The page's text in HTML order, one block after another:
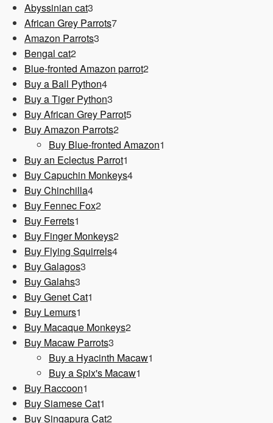
Abyssinian cat3
Produkte
African Grey Parrots77
Amazon Parrots3
Bengal cat22
Produkte
Blue-fronted Amazon parrot22
Buy a Ball Python44
Produkte
Buy a Tiger Python3
Produkte
Buy African Grey Parrot55
Buy Amazon Parrots22
Produkte
Buy Blue-fronted Amazon1
Buy an Eclectus Parrot1
Produkt
Buy Capuchin Monkeys44
Buy Chinchilla44
Produkte
Buy Fennec Fox22
Buy Ferrets1
Produkt
Buy Finger Monkeys22
Buy Flying Squirrels44
Buy Galagos3
Buy Galahs3
Produkte
Buy Genet Cat1
Buy Lemurs1
Produkt
Buy Macaque Monkeys22
Buy Macaw Parrots3
Produkte
Buy a Hyacinth Macaw1
Buy a Spix's Macaw1
Buy Raccoon1
Produkt
Buy Siamese Cat1
Produkt
Buy Singapura Cat22